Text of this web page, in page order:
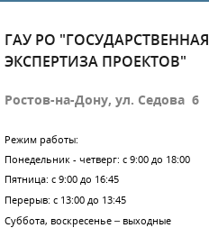
ГАУ РО "ГОСУДАРСТВЕННАЯ
ЭКСПЕРТИЗА ПРОЕКТОВ"
Ростов-на-Дону, ул. Седова 6
Режим работы:
Понедельник - четверг: с 9:00 до 18:00
Пятница: с 9:00 до 16:45
Перерыв: с 13:00 до 13:45
Суббота, воскресенье – выходные